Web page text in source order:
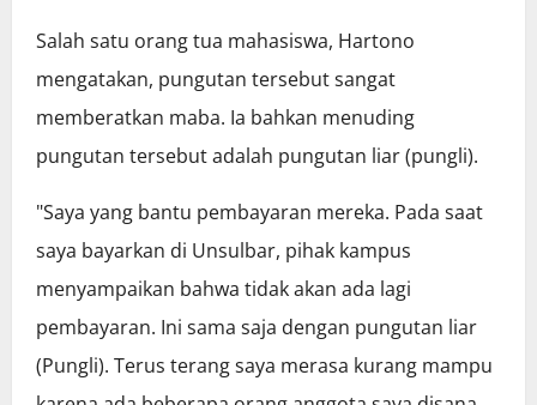
Salah satu orang tua mahasiswa, Hartono
mengatakan, pungutan tersebut sangat
memberatkan maba. Ia bahkan menuding
pungutan tersebut adalah pungutan liar (pungli).
"Saya yang bantu pembayaran mereka. Pada saat
saya bayarkan di Unsulbar, pihak kampus
menyampaikan bahwa tidak akan ada lagi
pembayaran. Ini sama saja dengan pungutan liar
(Pungli). Terus terang saya merasa kurang mampu